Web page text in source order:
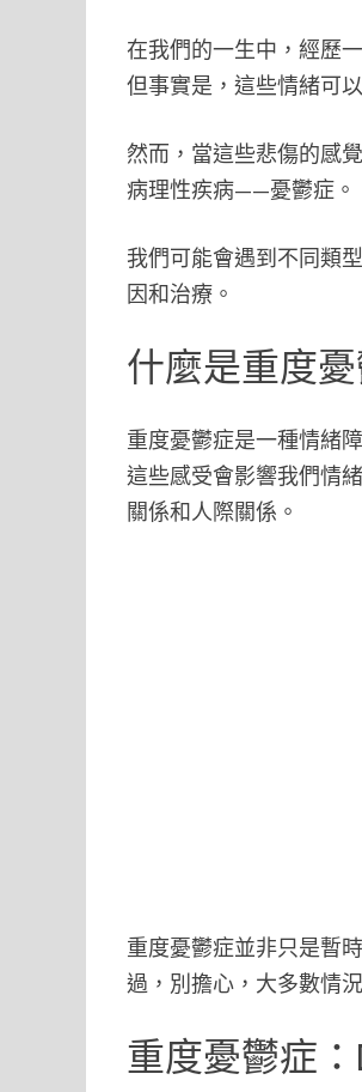
在我們的一生中，經歷
但事實是，這些情緒可
然而，當這些悲傷的感
病理性疾病——憂鬱症。
我們可能會遇到不同類
因和治療。
什麼是重度憂
重度憂鬱症是一種情緒
這些感受會影響我們情
關係和人際關係。
重度憂鬱症並非只是暫
過，別擔心，大多數情
重度憂鬱症：